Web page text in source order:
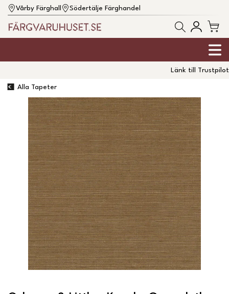
Vårby Färghall Södertälje Färghandel
Länk till Trustpilot
Alla Tapeter